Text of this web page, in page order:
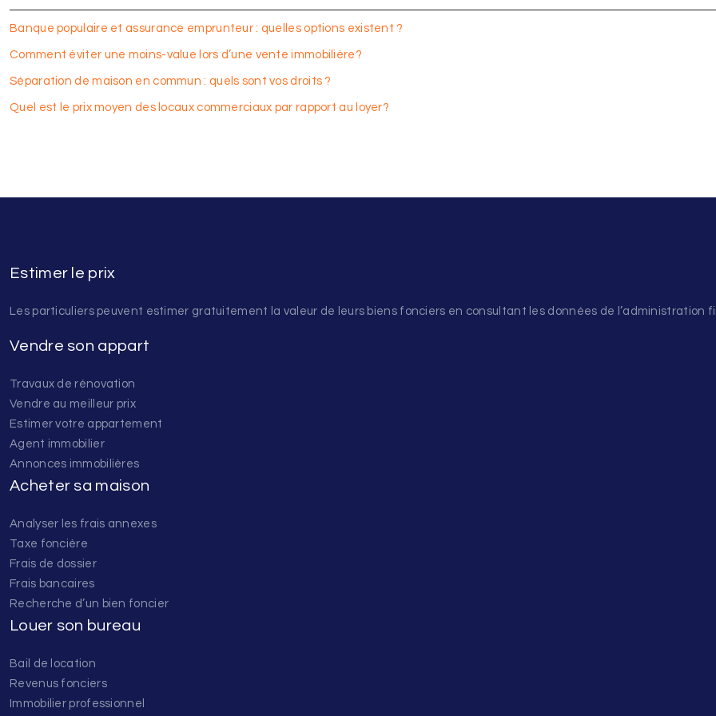
Banque populaire et assurance emprunteur : quelles options existent ?
Comment éviter une moins-value lors d’une vente immobilière?
Séparation de maison en commun : quels sont vos droits ?
Quel est le prix moyen des locaux commerciaux par rapport au loyer?
Estimer le prix
Les particuliers peuvent estimer gratuitement la valeur de leurs biens fonciers en consultant les données de l’administration
Vendre son appart
Travaux de rénovation
Vendre au meilleur prix
Estimer votre appartement
Agent immobilier
Annonces immobilières
Acheter sa maison
Analyser les frais annexes
Taxe foncière
Frais de dossier
Frais bancaires
Recherche d’un bien foncier
Louer son bureau
Bail de location
Revenus fonciers
Immobilier professionnel